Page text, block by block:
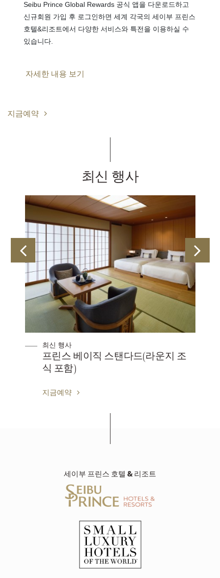
Seibu Prince Global Rewards 공식 앱을 다운로드하고
신규회원 가입 후 로그인하면 세계 각국의 세이부 프린스
호텔&리조트에서 다양한 서비스와 특전을 이용하실 수
있습니다.
자세한 내용 보기
지금예약
최신 행사
최신 행사
프린스 베이직 스탠다드(라운지 조
식 포함)
지금예약
세이부 프린스 호텔 & 리조트